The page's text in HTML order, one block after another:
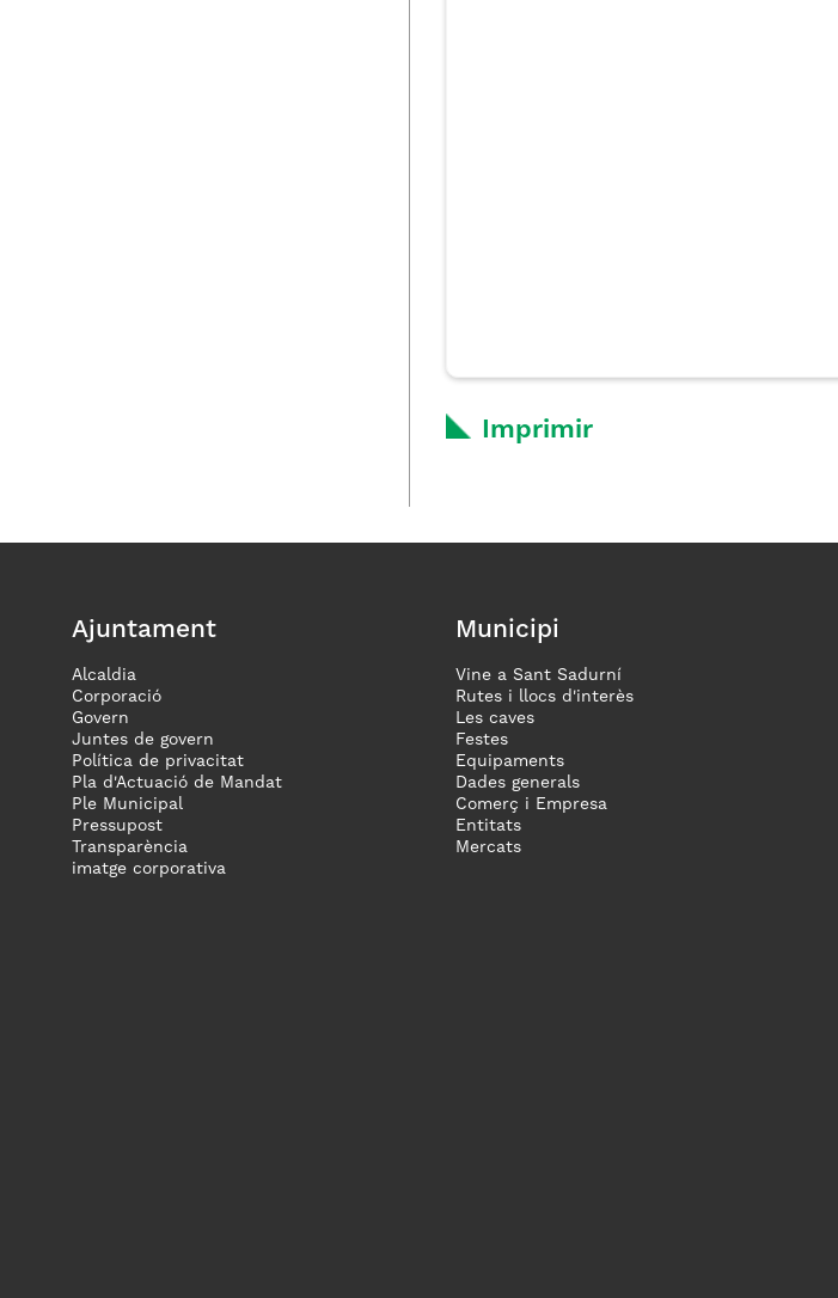
Imprimir
Ajuntament
Alcaldia
Corporació
Govern
Juntes de govern
Política de privacitat
Pla d'Actuació de Mandat
Ple Municipal
Pressupost
Transparència
imatge corporativa
Municipi
Vine a Sant Sadurní
Rutes i llocs d'interès
Les caves
Festes
Equipaments
Dades generals
Comerç i Empresa
Entitats
Mercats